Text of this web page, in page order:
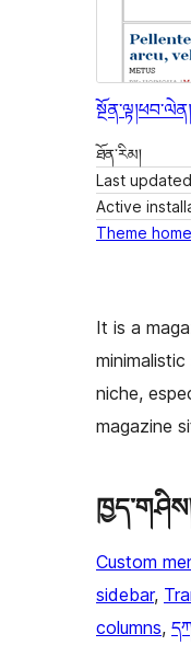
སྔོན་ལྟ།ཕབ་ལེན།
ཐོན་རིམ།
Last updated
Active
Theme
It is a
niche,
magazine
Custom
sidebar,
columns,